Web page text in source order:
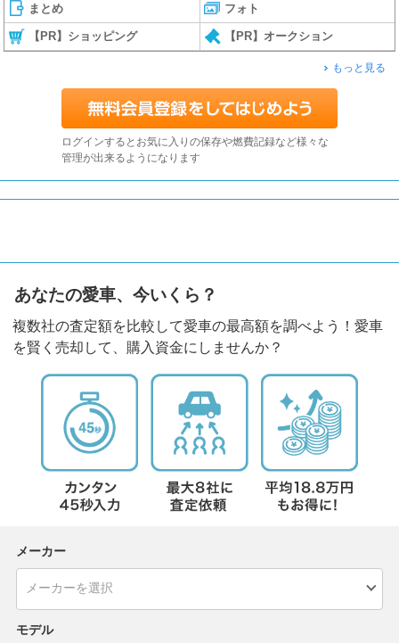
まとめ フォト
【PR】ショッピング 【PR】オークション
もっと見る
ログインするとお気に入りの保存や燃費記録など様々な
管理が出来るようになります
あなたの愛車、今いくら？
複数社の査定額を比較して愛車の最高額を調べよう！愛車
を賢く売却して、購入資金にしませんか？
メーカー
モデル